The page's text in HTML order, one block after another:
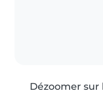
Dézoomer